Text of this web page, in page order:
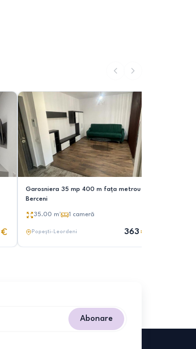
Garosniera 35 mp 400 m fața metrou
Berceni
35.00 m² 1 cameră
Popești-Leordeni 363
Abonare